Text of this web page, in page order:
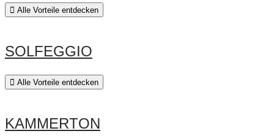
Alle Vorteile entdecken
SOLFEGGIO
Alle Vorteile entdecken
KAMMERTON